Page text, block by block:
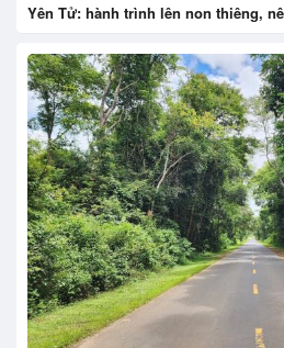
Yên Tử: hành trình lên non thiêng,